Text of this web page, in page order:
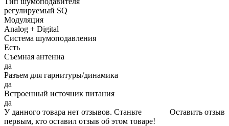
регулируемый SQ
Модуляция
Analog + Digital
Система шумоподавления
Есть
Съемная антенна
да
Разъем для гарнитуры/динамика
да
Встроенный источник питания
да
Оставить отзыв
У данного товара нет отзывов. Станьте
первым, кто оставил отзыв об этом товаре!